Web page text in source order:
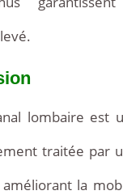
lombaire est
traitée par
améliorant la